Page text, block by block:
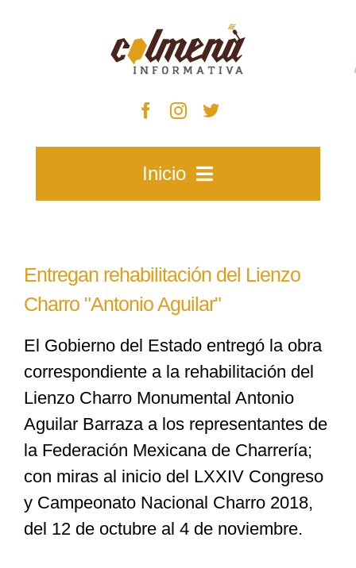
Inicio
Zacatecas
Municipios
Especiales
Nacional
Opinión
Entregan rehabilitación del Lienzo
Charro "Antonio Aguilar"
El Gobierno del Estado entregó la obra
correspondiente a la rehabilitación del
Lienzo Charro Monumental Antonio
Aguilar Barraza a los representantes de
la Federación Mexicana de Charrería;
con miras al inicio del LXXIV Congreso
y Campeonato Nacional Charro 2018,
del 12 de octubre al 4 de noviembre.